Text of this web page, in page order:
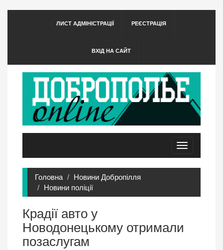
ЛИСТ АДМІНІСТРАЦІЇ РЕЄСТРАЦІЯ
ВХІД НА САЙТ
Toggle
navigation
Головна
Новини Добропілля
Новини поліції
Крадії авто у
Новодонецькому отримали
позаслугам